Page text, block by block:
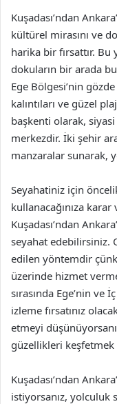
Kuşadası’ndan
kültürel mirasını ve
harika bir fırsattır.
dokuların bir arada
Ege Bölgesi’nin
kalıntıları ve güzel
başkenti olarak,
merkezdir. İki şehir
manzaralar sunarak,
Seyahatiniz için
kullanacağınıza
Kuşadası’ndan
seyahat edebilirsiniz.
edilen yöntemdir
üzerinde hizmet
sırasında Ege’nin ve
izleme fırsatınız
etmeyi
güzellikleri
Kuşadası’ndan
istiyorsanız, yolculuk